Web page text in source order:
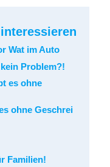
Problem?!
ohne Geschrei